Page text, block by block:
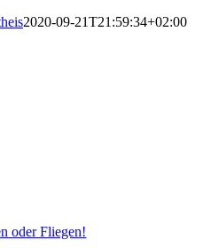
2020-09-21T21:59:34+02:00
oder Fliegen!